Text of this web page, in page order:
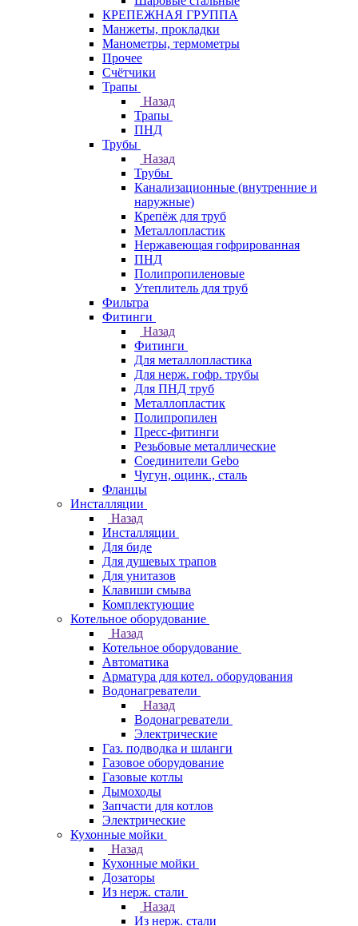
КРЕПЕЖНАЯ ГРУППА
Манжеты, прокладки
Манометры, термометры
Прочее
Счётчики
Трапы
Назад
Трапы
ПНД
Трубы
Назад
Трубы
Канализационные (внутренние и
наружные)
Крепёж для труб
Металлопластик
Нержавеющая гофрированная
ПНД
Полипропиленовые
Утеплитель для труб
Фильтра
Фитинги
Назад
Фитинги
Для металлопластика
Для нерж. гофр. трубы
Для ПНД труб
Металлопластик
Полипропилен
Пресс-фитинги
Резьбовые металлические
Соединители Gebo
Чугун, оцинк., сталь
Фланцы
Инсталляции
Назад
Инсталляции
Для биде
Для душевых трапов
Для унитазов
Клавиши смыва
Комплектующие
Котельное оборудование
Назад
Котельное оборудование
Автоматика
Арматура для котел. оборудования
Водонагреватели
Назад
Водонагреватели
Электрические
Газ. подводка и шланги
Газовое оборудование
Газовые котлы
Дымоходы
Запчасти для котлов
Электрические
Кухонные мойки
Назад
Кухонные мойки
Дозаторы
Из нерж. стали
Назад
Из нерж. стали